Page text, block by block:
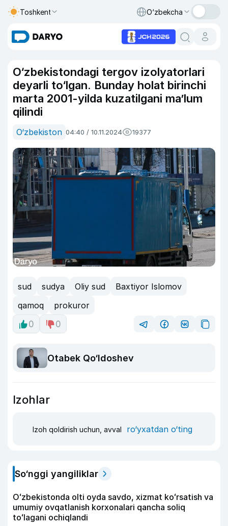
Toshkent O‘zbekcha
O‘zbekistondagi tergov izolyatorlari
deyarli to‘lgan. Bunday holat birinchi
marta 2001-yilda kuzatilgani ma’lum
qilindi
O‘zbekiston 04:40 / 10.11.2024 19377
sud sudya Oliy sud
Baxtiyor Islomov
qamoq
prokuror
0
0
Otabek Qo‘ldoshev
Izohlar
Izoh qoldirish uchun, avval ro‘yxatdan o‘ting
So‘nggi yangiliklar
Oʻzbekistonda olti oyda savdo, xizmat koʻrsatish va
umumiy ovqatlanish korxonalari qancha soliq
toʻlagani ochiqlandi